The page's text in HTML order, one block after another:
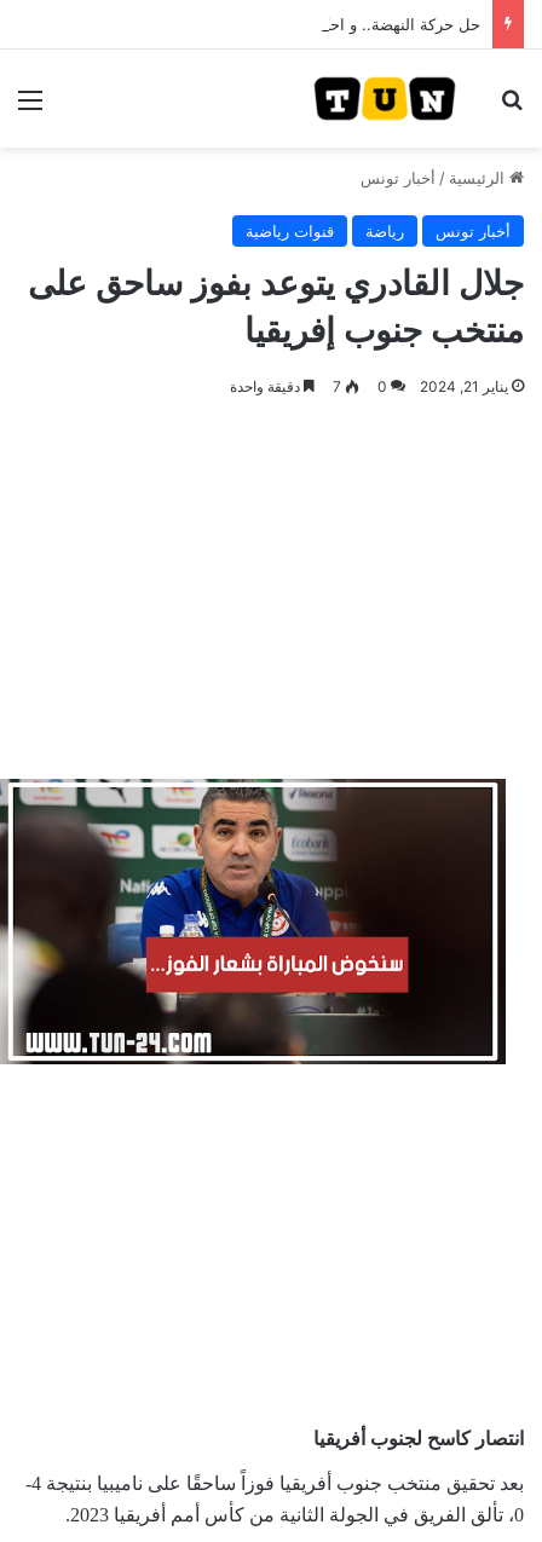
بحث عن
الرئيسية / أخبار تونس
أخبار تونس رياضة قنوات رياضية
جلال القادري يتوعد بفوز ساحق على
منتخب جنوب إفريقيا
يناير 21, 2024 0
7 دقيقة واحدة
انتصار كاسح لجنوب أفريقيا
بعد تحقيق منتخب جنوب أفريقيا فوزاً ساحقًا على ناميبيا بنتيجة 4-
0، تألق الفريق في الجولة الثانية من كأس أمم أفريقيا 2023.